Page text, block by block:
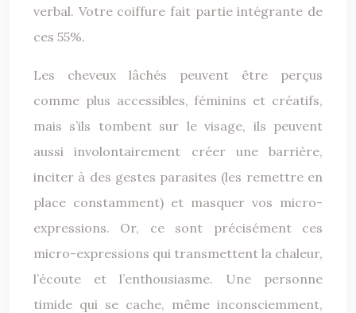
verbal. Votre coiffure fait partie intégrante de
ces 55%.
Les cheveux lâchés peuvent être perçus
comme plus accessibles, féminins et créatifs,
mais s’ils tombent sur le visage, ils peuvent
aussi involontairement créer une barrière,
inciter à des gestes parasites (les remettre en
place constamment) et masquer vos micro-
expressions. Or, ce sont précisément ces
micro-expressions qui transmettent la chaleur,
l’écoute et l’enthousiasme. Une personne
timide qui se cache, même inconsciemment,